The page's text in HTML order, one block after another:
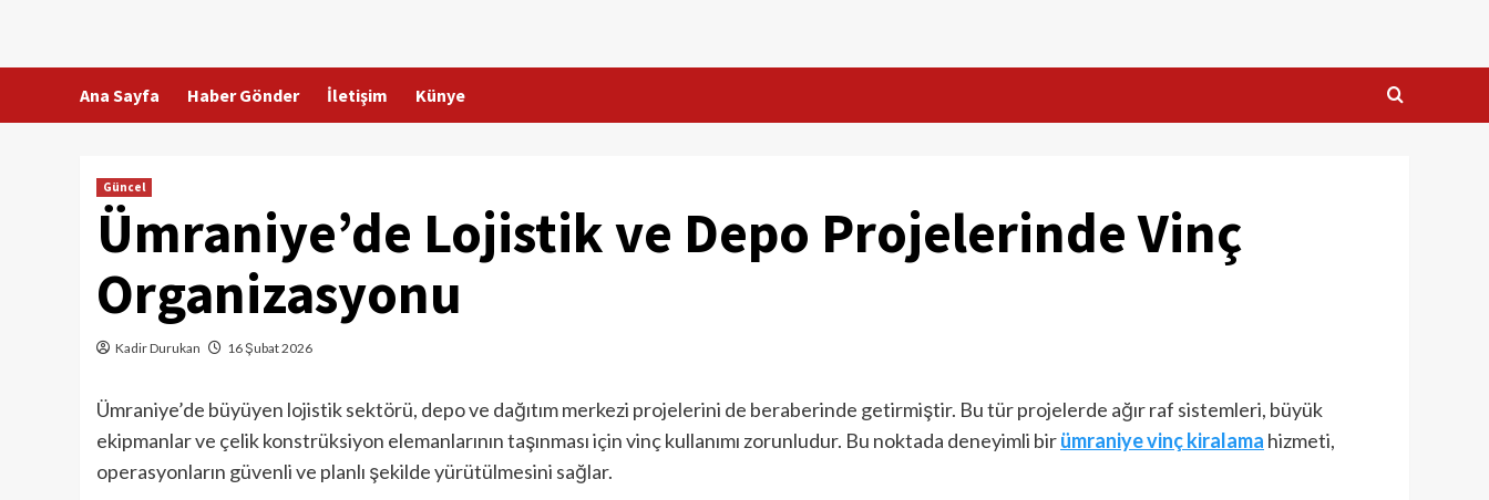
content
Ana Sayfa Haber Gönder İletişim Künye
Güncel
Ümraniye’de Lojistik ve Depo Projelerinde Vinç
Organizasyonu
Kadir Durukan 16 Şubat 2026
Ümraniye’de büyüyen lojistik sektörü, depo ve dağıtım merkezi projelerini de beraberinde getirmiştir. Bu tür projelerde ağır raf sistemleri, büyük
ekipmanlar ve çelik konstrüksiyon elemanlarının taşınması için vinç kullanımı zorunludur. Bu noktada deneyimli birümraniye vinç kiralama hizmeti,
operasyonların güvenli ve planlı şekilde yürütülmesini sağlar.